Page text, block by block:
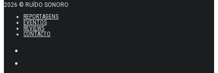
2026 © RUÍDO SONORO
REPORTAGENS
EVENTOS
REVIEWS
CONTACTO